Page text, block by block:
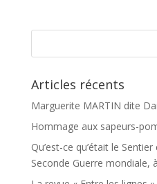
o e
Articles récents
Marguerite MARTIN dite
Hommage aux sapeurs-
Qu’est-ce qu’était le
Seconde Guerre mondiale,